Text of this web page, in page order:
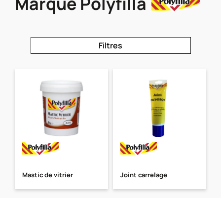
Filtres
Mastic de vitrier Joint carrelage